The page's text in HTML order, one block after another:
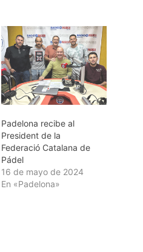
Padelona recibe al
President de la
Federació Catalana de
Pádel
16 de mayo de 2024
En «Padelona»